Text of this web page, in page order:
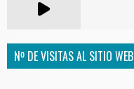
Nº DE VISITAS AL SITIO WEB